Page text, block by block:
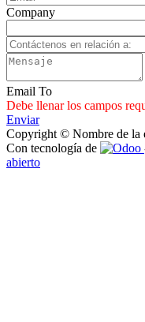
Company
Email To
Debe llenar los campos
Enviar
Copyright © Nombre de la
Con tecnología de
abierto